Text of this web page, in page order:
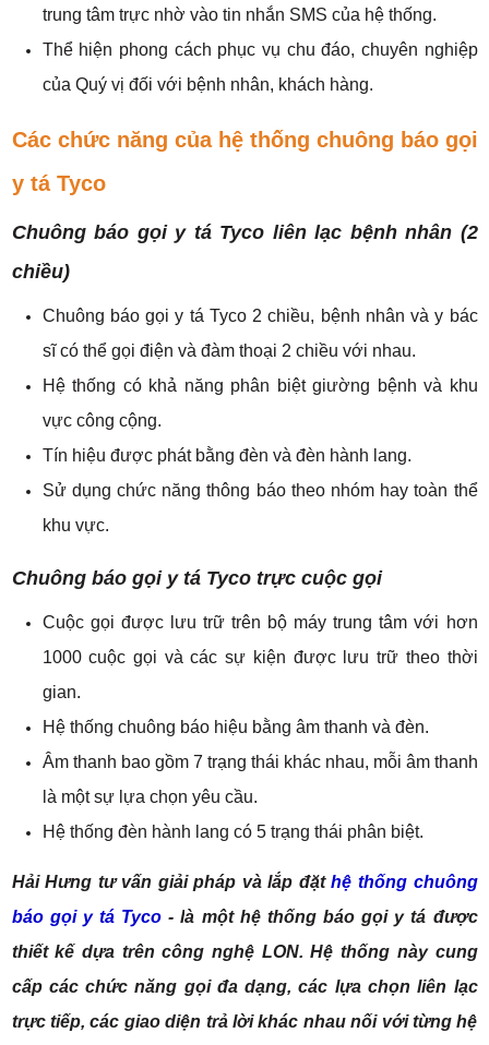
trung tâm trực nhờ vào tin nhắn SMS của hệ thống.
Thể hiện phong cách phục vụ chu đáo, chuyên nghiệp
của Quý vị đối với bệnh nhân, khách hàng.
Các chức năng của hệ thống chuông báo gọi
y tá Tyco
Chuông báo gọi y tá Tyco liên lạc bệnh nhân (2
chiều)
Chuông báo gọi y tá Tyco 2 chiều, bệnh nhân và y bác
sĩ có thể gọi điện và đàm thoại 2 chiều với nhau.
Hệ thống có khả năng phân biệt giường bệnh và khu
vực công cộng.
Tín hiệu được phát bằng đèn và đèn hành lang.
Sử dụng chức năng thông báo theo nhóm hay toàn thể
khu vực.
Chuông báo gọi y tá Tyco trực cuộc gọi
Cuộc gọi được lưu trữ trên bộ máy trung tâm với hơn
1000 cuộc gọi và các sự kiện được lưu trữ theo thời
gian.
Hệ thống chuông báo hiệu bằng âm thanh và đèn.
Âm thanh bao gồm 7 trạng thái khác nhau, mỗi âm thanh
là một sự lựa chọn yêu cầu.
Hệ thống đèn hành lang có 5 trạng thái phân biệt.
Hải Hưng tư vấn giải pháp và lắp đặthệ thống chuông
báo gọi y tá Tyco - là một hệ thống báo gọi y tá được
thiết kế dựa trên công nghệ LON. Hệ thống này cung
cấp các chức năng gọi đa dạng, các lựa chọn liên lạc
trực tiếp, các giao diện trả lời khác nhau nối với từng hệ